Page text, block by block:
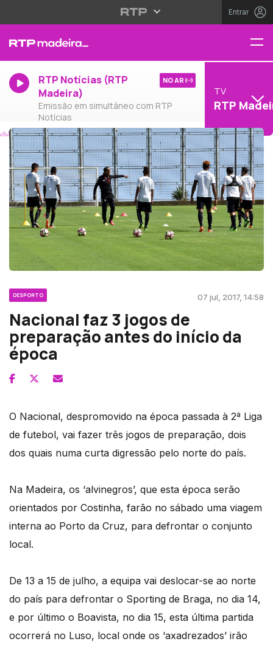
Entrar
RTP Notícias (RTP
Madeira)
Emissão em simultâneo com RTP
Notícias
NO AR
TV
RTP
DESPORTO 07 jul, 2017, 14:58
Nacional faz 3 jogos de
preparação antes do início da
época
O Nacional, despromovido na época passada à 2ª Liga
de futebol, vai fazer três jogos de preparação, dois
dos quais numa curta digressão pelo norte do país.
Na Madeira, os ‘alvinegros’, que esta época serão
orientados por Costinha, farão no sábado uma viagem
interna ao Porto da Cruz, para defrontar o conjunto
local.
De 13 a 15 de julho, a equipa vai deslocar-se ao norte
do país para defrontar o Sporting de Braga, no dia 14,
e por último o Boavista, no dia 15, esta última partida
ocorrerá no Luso, local onde os ‘axadrezados’ irão